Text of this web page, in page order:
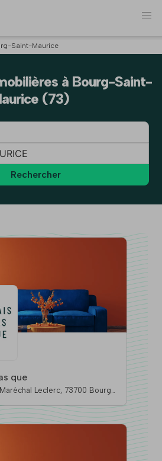
Saint-Maurice
à Bourg-Saint-
(73)
Rechercher
que
Leclerc, 73700 Bourg-